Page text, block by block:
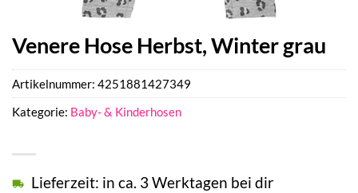
Venere Hose Herbst, Winter grau
Lieferzeit: in ca. 3 Werktagen bei dir
Artikelnummer: 4251881427349
Kategorie: Baby- & Kinderhosen